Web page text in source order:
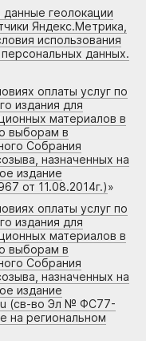
геолокации
Яндекс.Метрика,
использования
данных.
оплаты услуг по
издания для
материалов в
выборам в
Собрания
назначенных на
издание
от 11.08.2014г.)»
оплаты услуг по
издания для
материалов в
выборам в
Собрания
назначенных на
издание
(св-во Эл № ФС77-
на региональном